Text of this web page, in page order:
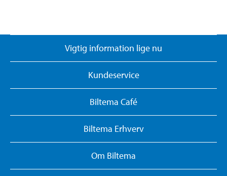
Vigtig information lige nu
Kundeservice
Biltema Café
Biltema Erhverv
Om Biltema